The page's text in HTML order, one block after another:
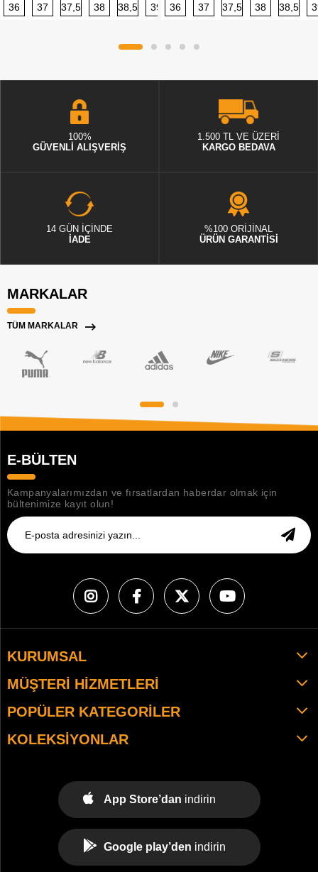
36 37 37,5 38 38,5 39 40 40,5 41 42 42,5
36 37 37,5 38 38,5
100%
GÜVENLİ ALIŞVERİŞ
1.500 TL VE ÜZERİ
KARGO BEDAVA
14 GÜN İÇİNDE
İADE
%100 ORİJİNAL
ÜRÜN GARANTİSİ
MARKALAR
TÜM MARKALAR
E-BÜLTEN
Kampanyalarımızdan ve fırsatlardan haberdar olmak için
bültenimize kayıt olun!
KURUMSAL
MÜŞTERI HIZMETLERI
POPÜLER KATEGORILER
KOLEKSIYONLAR
App Store’dan indirin
Google play’den indirin